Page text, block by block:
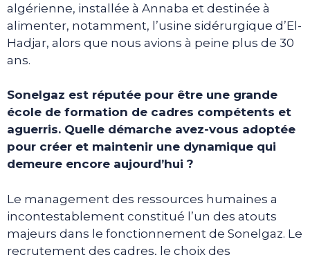
algérienne, installée à Annaba et destinée à
alimenter, notamment, l’usine sidérurgique d’El-
Hadjar, alors que nous avions à peine plus de 30
ans.
Sonelgaz est réputée pour être une grande
école de formation de cadres compétents et
aguerris. Quelle démarche avez-vous adoptée
pour créer et maintenir une dynamique qui
demeure encore aujourd’hui ?
Le management des ressources humaines a
incontestablement constitué l’un des atouts
majeurs dans le fonctionnement de Sonelgaz. Le
recrutement des cadres, le choix des